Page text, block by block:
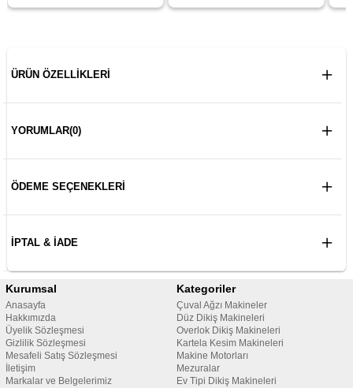
ÜRÜN ÖZELLIKLERI
YORUMLAR(0)
ÖDEME SEÇENEKLERI
İPTAL & İADE
Kurumsal
Anasayfa
Hakkımızda
Üyelik Sözleşmesi
Gizlilik Sözleşmesi
Mesafeli Satış Sözleşmesi
İletişim
Markalar ve Belgelerimiz
Kategoriler
Çuval Ağzı Makineler
Düz Dikiş Makineleri
Overlok Dikiş Makineleri
Kartela Kesim Makineleri
Makine Motorları
Mezuralar
Ev Tipi Dikiş Makineleri